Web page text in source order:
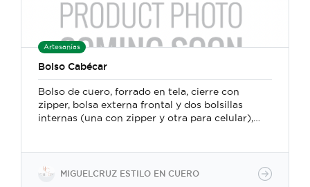
Artesanías
Bolso Cabécar
Bolso de cuero, forrado en tela, cierre con
zipper, bolsa externa frontal y dos bolsillas
internas (una con zipper y otra para celular),
herramientas de la marroquinería y la
MIGUELCRUZ ESTILO EN CUERO